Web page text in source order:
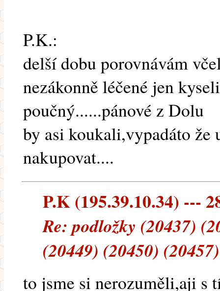
P.K.:
delší dobu porovnávám
nezákonně léčené jen
poučný......pánové z Dolu
by asi koukali,vypadáto že
nakupovat....
P.K (195.39.10.34) ---
Re: podložky (20437)
(20449) (20450)
to jsme si nerozuměli,aji s